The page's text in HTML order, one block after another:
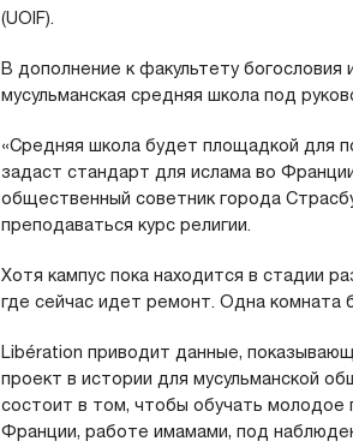
(UOIF).
В дополнение к факультету
мусульманская средняя школа под
«Средняя школа будет площадкой для
задаст стандарт для ислама во
общественный советник города
преподаваться курс религии.
Хотя кампус пока находится в стадии
где сейчас идет ремонт. Одна комната
Libération приводит данные,
проект в истории для мусульманской
состоит в том, чтобы обучать молодое
Франции, работе имамами, под